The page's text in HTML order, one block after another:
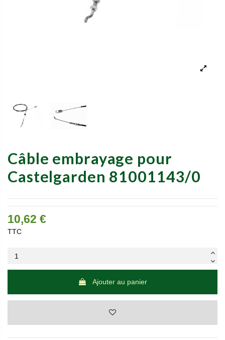
Câble embrayage pour
Castelgarden 81001143/0
10,62 €
TTC
Ajouter au panier